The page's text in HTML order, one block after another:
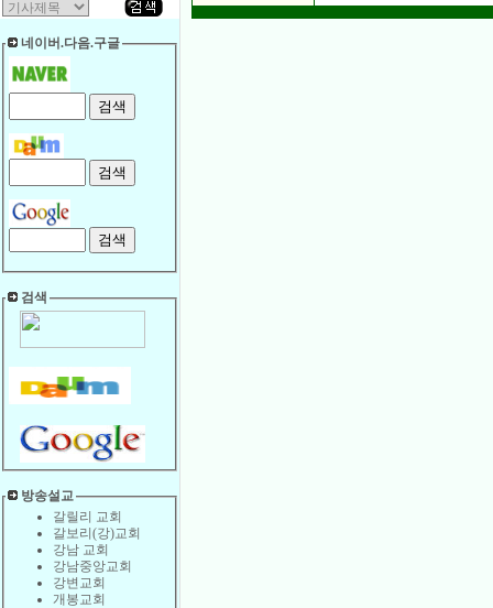
네이버.다음.구글
검색
방송설교
갈릴리 교회
갈보리(강)교회
강남 교회
강남중앙교회
강변교회
개봉교회